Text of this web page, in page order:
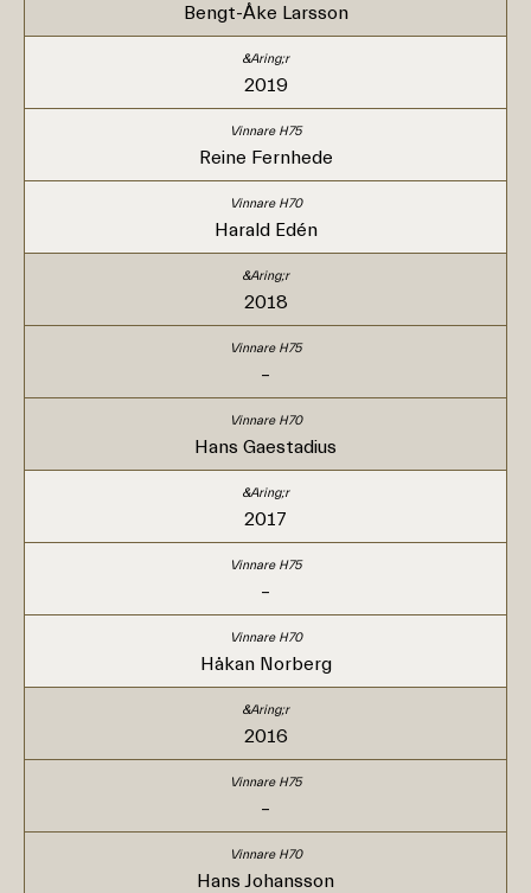
Bengt-Åke Larsson
2019
Reine Fernhede
Harald Edén
2018
–
Hans Gaestadius
2017
–
Håkan Norberg
2016
–
Hans Johansson